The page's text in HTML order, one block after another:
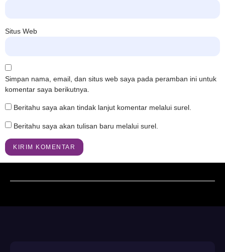
Situs Web
Simpan nama, email, dan situs web saya pada peramban ini untuk
komentar saya berikutnya.
Beritahu saya akan tindak lanjut komentar melalui surel.
Beritahu saya akan tulisan baru melalui surel.